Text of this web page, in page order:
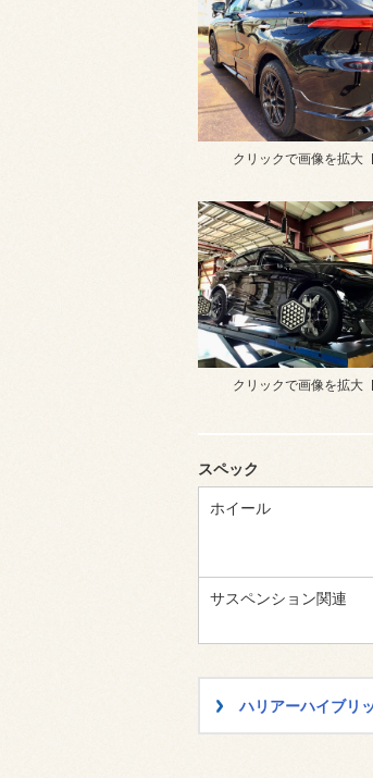
クリックで画像を拡大
クリックで画像を拡大
スペック
ホイール
サスペンション関連
ハリアーハイブリ